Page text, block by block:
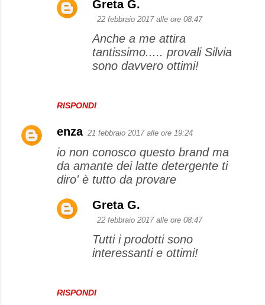
RISPONDI
Greta G.
22 febbraio 2017 alle ore 08:47
Anche a me attira
tantissimo..... provali Silvia
sono davvero ottimi!
enza 21 febbraio 2017 alle ore 19:24
io non conosco questo brand ma
da amante dei latte detergente ti
diro' è tutto da provare
RISPONDI
Greta G.
22 febbraio 2017 alle ore 08:47
Tutti i prodotti sono
interessanti e ottimi!